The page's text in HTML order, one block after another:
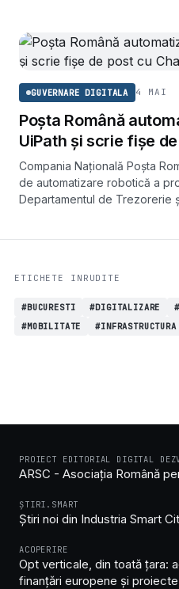
GUVERNARE DIGITALA 4 MAI
Poșta Română
UiPath și scrie fișe
Compania Națională Poșta
de automatizare robotică a
Departamentul de Trezorerie
ETICHETE INRUDITE
#BUCURESTI #DIGITALIZARE
#MOBILITATE
#INFRASTRUCTURA
PROIECT EDITORIAL DIGITAL
ARSC - Asociația Română
ȘTIRI.SMART
Știri noi din Industria Smart
ACOPERIRE
Opt verticale, din toată țara:
finanțări europene și